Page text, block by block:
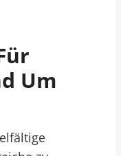
Um